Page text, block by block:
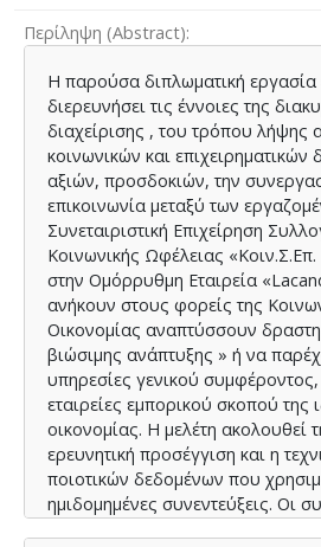
Περίληψη (Abstract)
Η παρούσα διπλωματική εργασία
διερευνήσει τις έννοιες της
διαχείρισης , του τρόπου
κοινωνικών και
αξιών, προσδοκιών, την
επικοινωνία μεταξύ των
Συνεταιριστική Επιχείρηση
Κοινωνικής Ωφέλειας
στην Ομόρρυθμη Εταιρεία
ανήκουν στους φορείς της
Οικονομίας αναπτύσσουν
βιώσιμης ανάπτυξης » ή να
υπηρεσίες γενικού συμφέροντος,
εταιρείες εμπορικού σκοπού της
οικονομίας. Η μελέτη ακολουθεί
ερευνητική προσέγγιση και η
ποιοτικών δεδομένων που
ημιδομημένες συνεντεύξεις. Οι